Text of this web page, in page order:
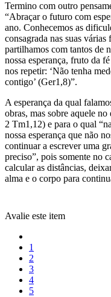
Termino com outro
“Abraçar o futuro com
ano. Conhecemos as
consagrada nas suas
partilhamos com tantos de
nossa esperança, fruto da
nos repetir: ‘Não tenha
contigo’ (Ger1,8)”.
A esperança da qual
obras, mas sobre aquele
2 Tm1,12) e para o qual
nossa esperança que não
continuar a escrever uma
preciso”, pois somente no
calcular as distâncias,
alma e o corpo para
Avalie este item
1
2
3
4
5